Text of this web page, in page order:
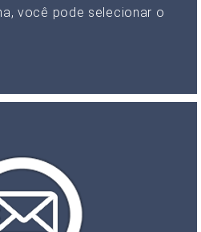
você pode selecionar o